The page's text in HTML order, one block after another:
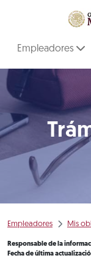
Empleadores
Empleadores Mis
Responsable de la
Fecha de última